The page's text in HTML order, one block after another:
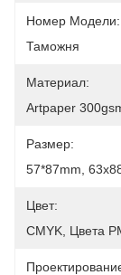
Номер Модели:
Таможня
Материал:
Artpaper
Размер:
57*87mm,
Цвет:
CMYK, Цвета